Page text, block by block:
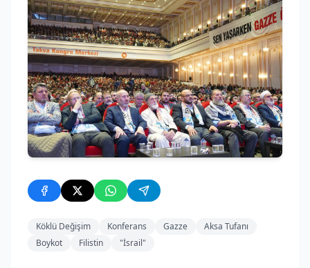
Köklü Değişim Konferans Gazze
Aksa Tufanı
Boykot
Filistin "İsrail"